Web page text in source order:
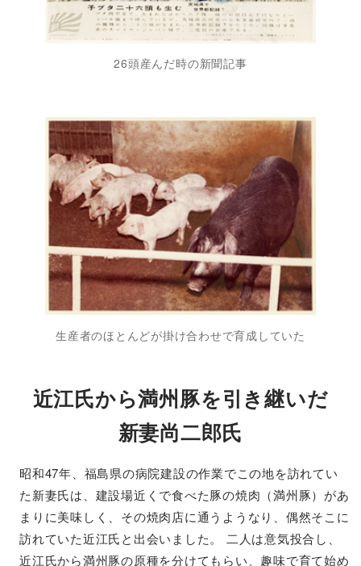
26頭産んだ時の新聞記事
生産者のほとんどが掛け合わせで育成していた
近江氏から満州豚を引き継いだ
新妻尚二郎氏
昭和47年、福島県の病院建設の作業でこの地を訪れてい
た新妻氏は、建設場近くで食べた豚の焼肉（満州豚）があ
まりに美味しく、その焼肉店に通うようなり、偶然そこに
訪れていた近江氏と出会いました。 二人は意気投合し、
近江氏から満州豚の原種を分けてもらい、趣味で育て始め